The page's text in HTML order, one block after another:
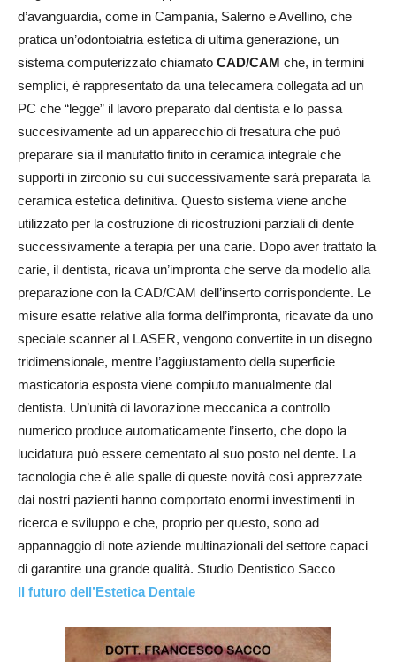
d’avanguardia, come in Campania, Salerno e Avellino, che
pratica un’odontoiatria estetica di ultima generazione, un
sistema computerizzato chiamato CAD/CAM che, in termini
semplici, è rappresentato da una telecamera collegata ad un
PC che “legge” il lavoro preparato dal dentista e lo passa
succesivamente ad un apparecchio di fresatura che può
preparare sia il manufatto finito in ceramica integrale che
supporti in zirconio su cui successivamente sarà preparata la
ceramica estetica definitiva. Questo sistema viene anche
utilizzato per la costruzione di ricostruzioni parziali di dente
successivamente a terapia per una carie. Dopo aver trattato la
carie, il dentista, ricava un’impronta che serve da modello alla
preparazione con la CAD/CAM dell’inserto corrispondente. Le
misure esatte relative alla forma dell’impronta, ricavate da uno
speciale scanner al LASER, vengono convertite in un disegno
tridimensionale, mentre l’aggiustamento della superficie
masticatoria esposta viene compiuto manualmente dal
dentista. Un’unità di lavorazione meccanica a controllo
numerico produce automaticamente l’inserto, che dopo la
lucidatura può essere cementato al suo posto nel dente. La
tacnologia che è alle spalle di queste novità così apprezzate
dai nostri pazienti hanno comportato enormi investimenti in
ricerca e sviluppo e che, proprio per questo, sono ad
appannaggio di note aziende multinazionali del settore capaci
di garantire una grande qualità. Studio Dentistico Sacco
Il futuro dell’Estetica Dentale